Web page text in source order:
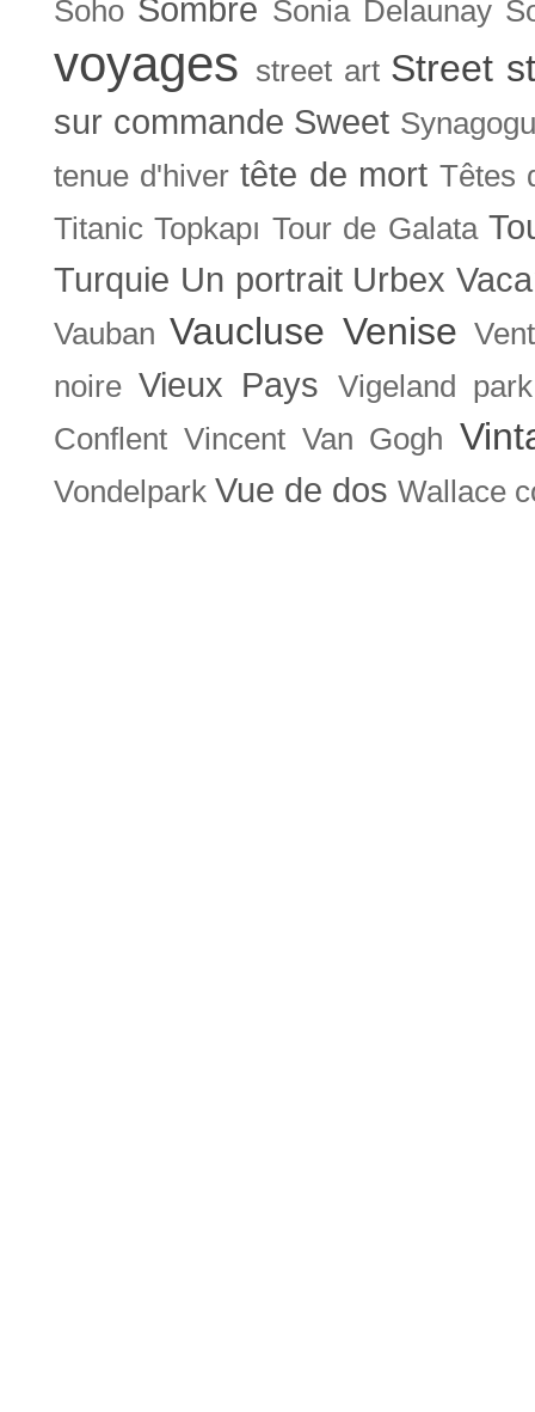
Soho Sombre Sonia Delaunay
voyages street art Street
sur commande Sweet
tenue d'hiver tête de mort Têtes
Titanic Topkapı Tour de Galata
Turquie Un portrait Urbex
Vauban Vaucluse Venise
noire Vieux Pays
Vigeland park
Conflent Vincent Van Gogh
Vondelpark Vue de dos Wallace